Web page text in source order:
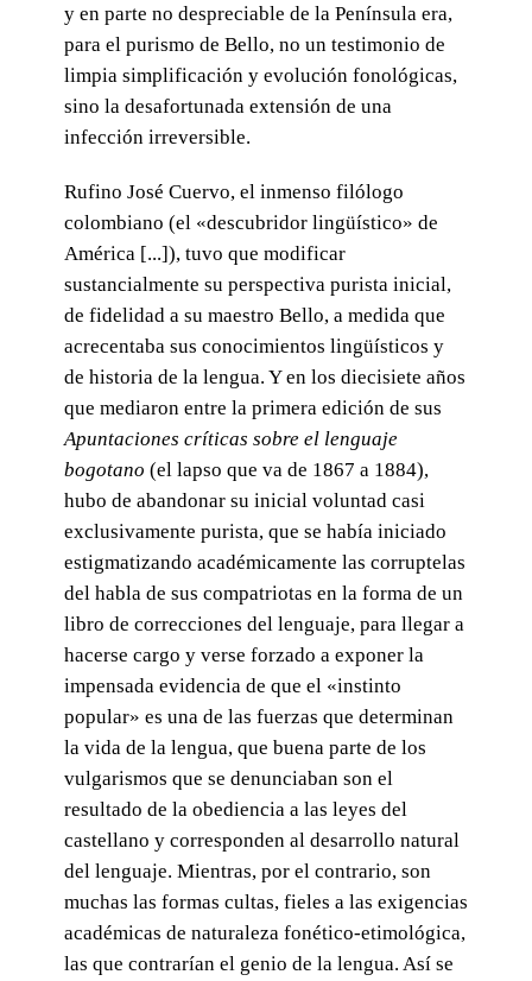
y en parte no despreciable de la Península era,
para el purismo de Bello, no un testimonio de
limpia simplificación y evolución fonológicas,
sino la desafortunada extensión de una
infección irreversible.
Rufino José Cuervo, el inmenso filólogo
colombiano (el «descubridor lingüístico» de
América [...]), tuvo que modificar
sustancialmente su perspectiva purista inicial,
de fidelidad a su maestro Bello, a medida que
acrecentaba sus conocimientos lingüísticos y
de historia de la lengua. Y en los diecisiete años
que mediaron entre la primera edición de sus
Apuntaciones críticas sobre el lenguaje
bogotano (el lapso que va de 1867 a 1884),
hubo de abandonar su inicial voluntad casi
exclusivamente purista, que se había iniciado
estigmatizando académicamente las corruptelas
del habla de sus compatriotas en la forma de un
libro de correcciones del lenguaje, para llegar a
hacerse cargo y verse forzado a exponer la
impensada evidencia de que el «instinto
popular» es una de las fuerzas que determinan
la vida de la lengua, que buena parte de los
vulgarismos que se denunciaban son el
resultado de la obediencia a las leyes del
castellano y corresponden al desarrollo natural
del lenguaje. Mientras, por el contrario, son
muchas las formas cultas, fieles a las exigencias
académicas de naturaleza fonético-etimológica,
las que contrarían el genio de la lengua. Así se